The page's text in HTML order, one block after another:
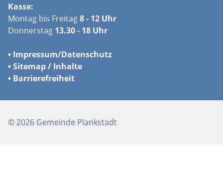
Kasse:
Montag bis Freitag8 - 12 Uhr
Donnerstag 13.30 - 18 Uhr
• Impressum/Datenschutz
•Sitemap / Inhalte
• Barrierefreiheit
© 2026 Gemeinde Plankstadt